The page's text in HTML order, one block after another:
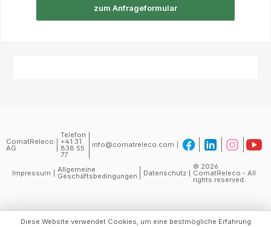
zum Anfrageformular
ComatReleco
AG
Telefon
+41 31
838 55
77
info@comatreleco.com
Impressum Allgemeine
Geschäftsbedingungen Datenschutz
© 2026
ComatReleco - All
rights reserved.
Diese Website verwendet Cookies, um eine bestmögliche Erfahrung